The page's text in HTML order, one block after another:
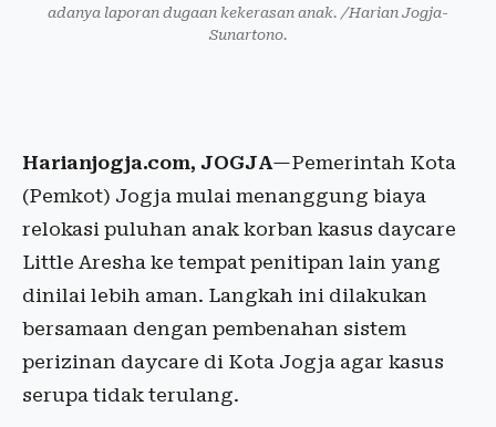
adanya laporan dugaan kekerasan anak. /Harian Jogja-
Sunartono.
Harianjogja.com, JOGJA—Pemerintah Kota
(Pemkot) Jogja mulai menanggung biaya
relokasi puluhan anak korban kasus daycare
Little Aresha ke tempat penitipan lain yang
dinilai lebih aman. Langkah ini dilakukan
bersamaan dengan pembenahan sistem
perizinan daycare di Kota Jogja agar kasus
serupa tidak terulang.